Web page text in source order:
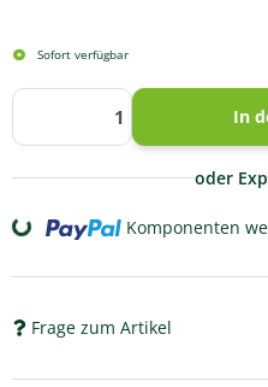
In
Sofort verfügbar
oder
Loading... Komponenten
Frage zum Artikel